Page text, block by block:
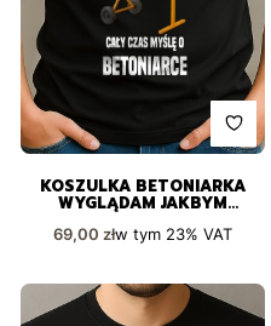
KOSZULKA BETONIARKA
WYGLĄDAM JAKBYM
SŁUCHAŁ
Cena brutto
69,00 złw tym 23%VAT